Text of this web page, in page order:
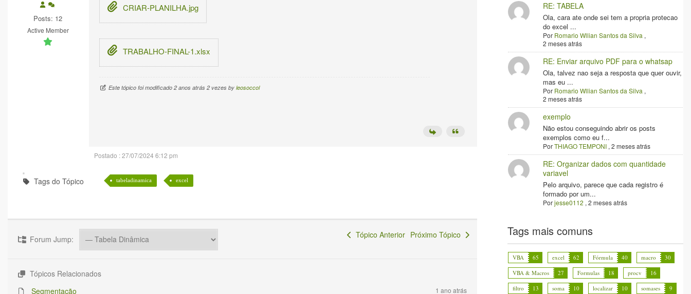
Posts: 12
Active Member
CRIAR-PLANILHA.jpg
TRABALHO-FINAL-1.xlsx
Este tópico foi modificado 2 anos atrás 2 vezes by leosoccol
Postado : 27/07/2024 6:12 pm
Tags do Tópico tabeladinamica excel
Forum Jump: Tópico Anterior Próximo Tópico
Tópicos Relacionados
Segmentação
1 ano atrás
RE: TABELA
Ola, cara ate onde sei tem a propria protecao
do excel ...
Por Romario Wllian Santos da Silva ,
2 meses atrás
RE: Enviar arquivo PDF para o whatsap
Ola, talvez nao seja a resposta que quer ouvir,
mas eu ...
Por Romario Wllian Santos da Silva ,
2 meses atrás
exemplo
Não estou conseguindo abrir os posts
exemplos como eu f...
PorTHIAGO TEMPONI ,2 meses atrás
RE: Organizar dados com quantidade
variavel
Pelo arquivo, parece que cada registro é
formado por um...
Porjesse0112 ,2 meses atrás
Tags mais comuns
VBA 65 excel 62 Fórmula 40 macro
30
VBA & Macros
27 Formulas 18 procv
16
filtro
13 soma 10 localizar 10 somases 9